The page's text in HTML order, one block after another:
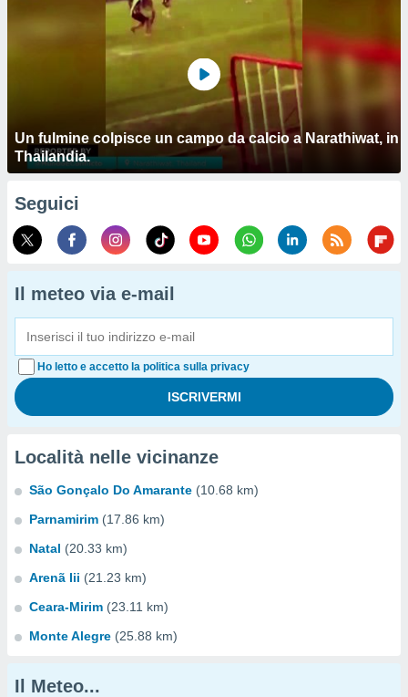
Un fulmine colpisce un campo da calcio a Narathiwat, in
Thailandia.
Seguici
Il meteo via e-mail
Ho letto e accetto la politica sulla privacy
Località nelle vicinanze
São Gonçalo Do Amarante (10.68 km)
Parnamirim (17.86 km)
Natal (20.33 km)
Arenã Iii (21.23 km)
Ceara-Mirim (23.11 km)
Monte Alegre (25.88 km)
Il Meteo...